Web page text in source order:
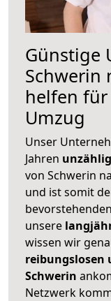
Günstige
Schwerin
helfen
Umzug
Unser
Jahren
von Schwerin
und ist somit
unsere
wissen wir
reibungslosen
Schwerin
Netzwerk